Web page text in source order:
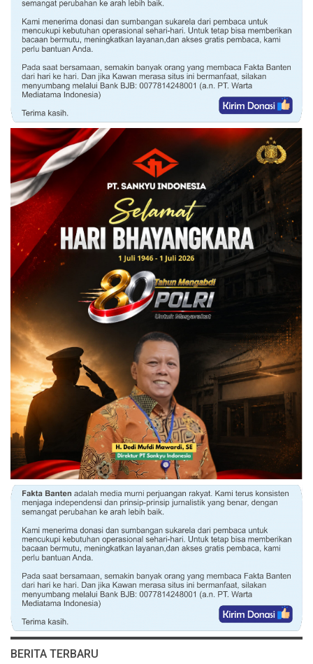
BERITA TERBARU